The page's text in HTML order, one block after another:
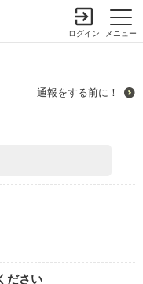
メニュー
ログイン
通報をする前に！
ださい